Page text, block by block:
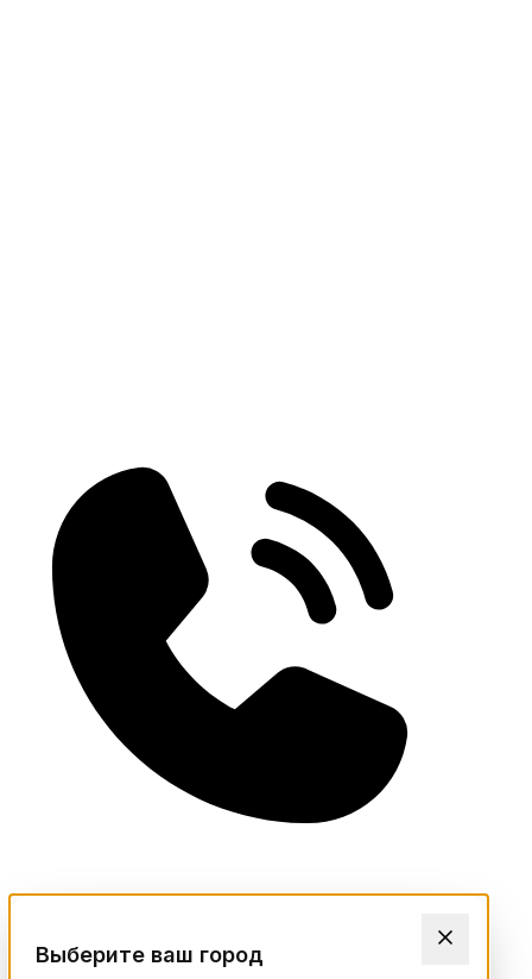
Выберите ваш город